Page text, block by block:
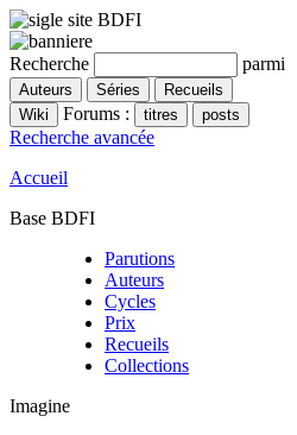
Recherche parmi
Forums :
Recherche avancée
Accueil
Base BDFI
Parutions
Auteurs
Cycles
Prix
Recueils
Collections
Imagine